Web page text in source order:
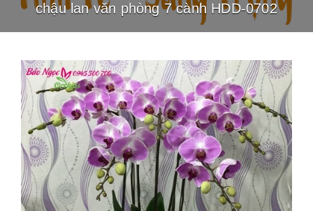
chậu lan văn phòng 7 cành HDD-0702